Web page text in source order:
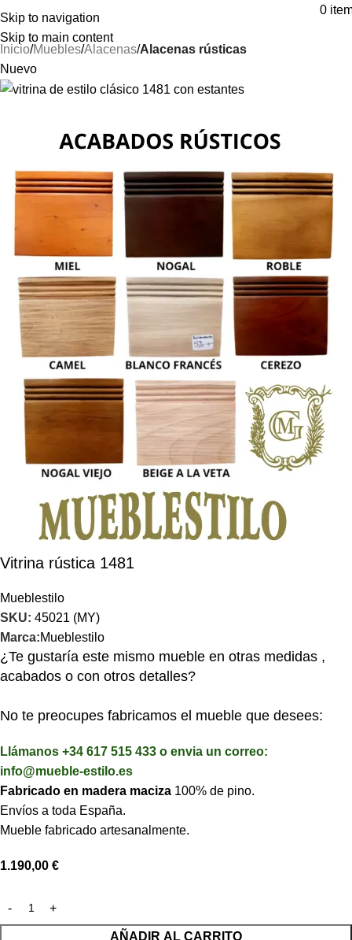
Skip to navigation
Skip to main content
⚡REALIZAMOS ENVÍOS A TODA ESPAÑA⚡ 0
Inicio Muebles Alacenas Alacenas rústicas
Nuevo
Vitrina rústica 1481
Mueblestilo
SKU: 45021 (MY)
Marca:Mueblestilo
¿Te gustaría este mismo mueble en otras medidas ,
acabados o con otros detalles?
No te preocupes fabricamos el mueble que desees:
Llámanos +34 617 515 433 o envia un correo:
info@mueble-estilo.es
Fabricado en madera maciza 100% de pino.
Envíos a toda España.
Mueble fabricado artesanalmente.
1.190,00 €
AÑADIR AL CARRITO